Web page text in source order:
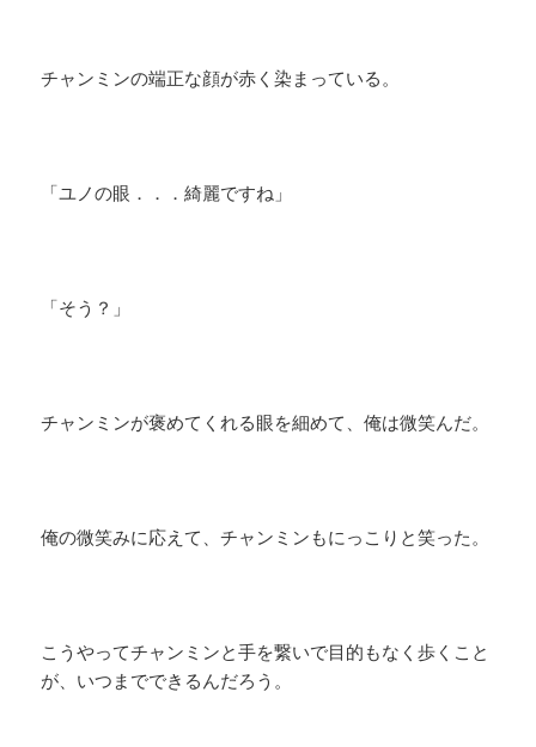
チャンミンの端正な顔が赤く染まっている。
「ユノの眼．．．綺麗ですね」
「そう？」
チャンミンが褒めてくれる眼を細めて、俺は微笑んだ。
俺の微笑みに応えて、チャンミンもにっこりと笑った。
こうやってチャンミンと手を繋いで目的もなく歩くこと
が、いつまでできるんだろう。